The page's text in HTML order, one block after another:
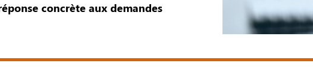
concrète aux demandes